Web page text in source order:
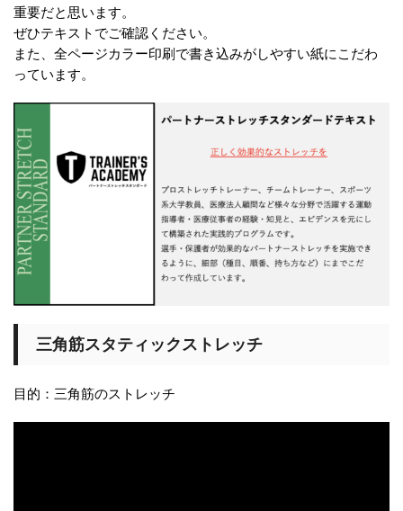
重要だと思います。
ぜひテキストでご確認ください。
また、全ページカラー印刷で書き込みがしやすい紙にこだわ
っています。
三角筋スタティックストレッチ
目的：三角筋のストレッチ